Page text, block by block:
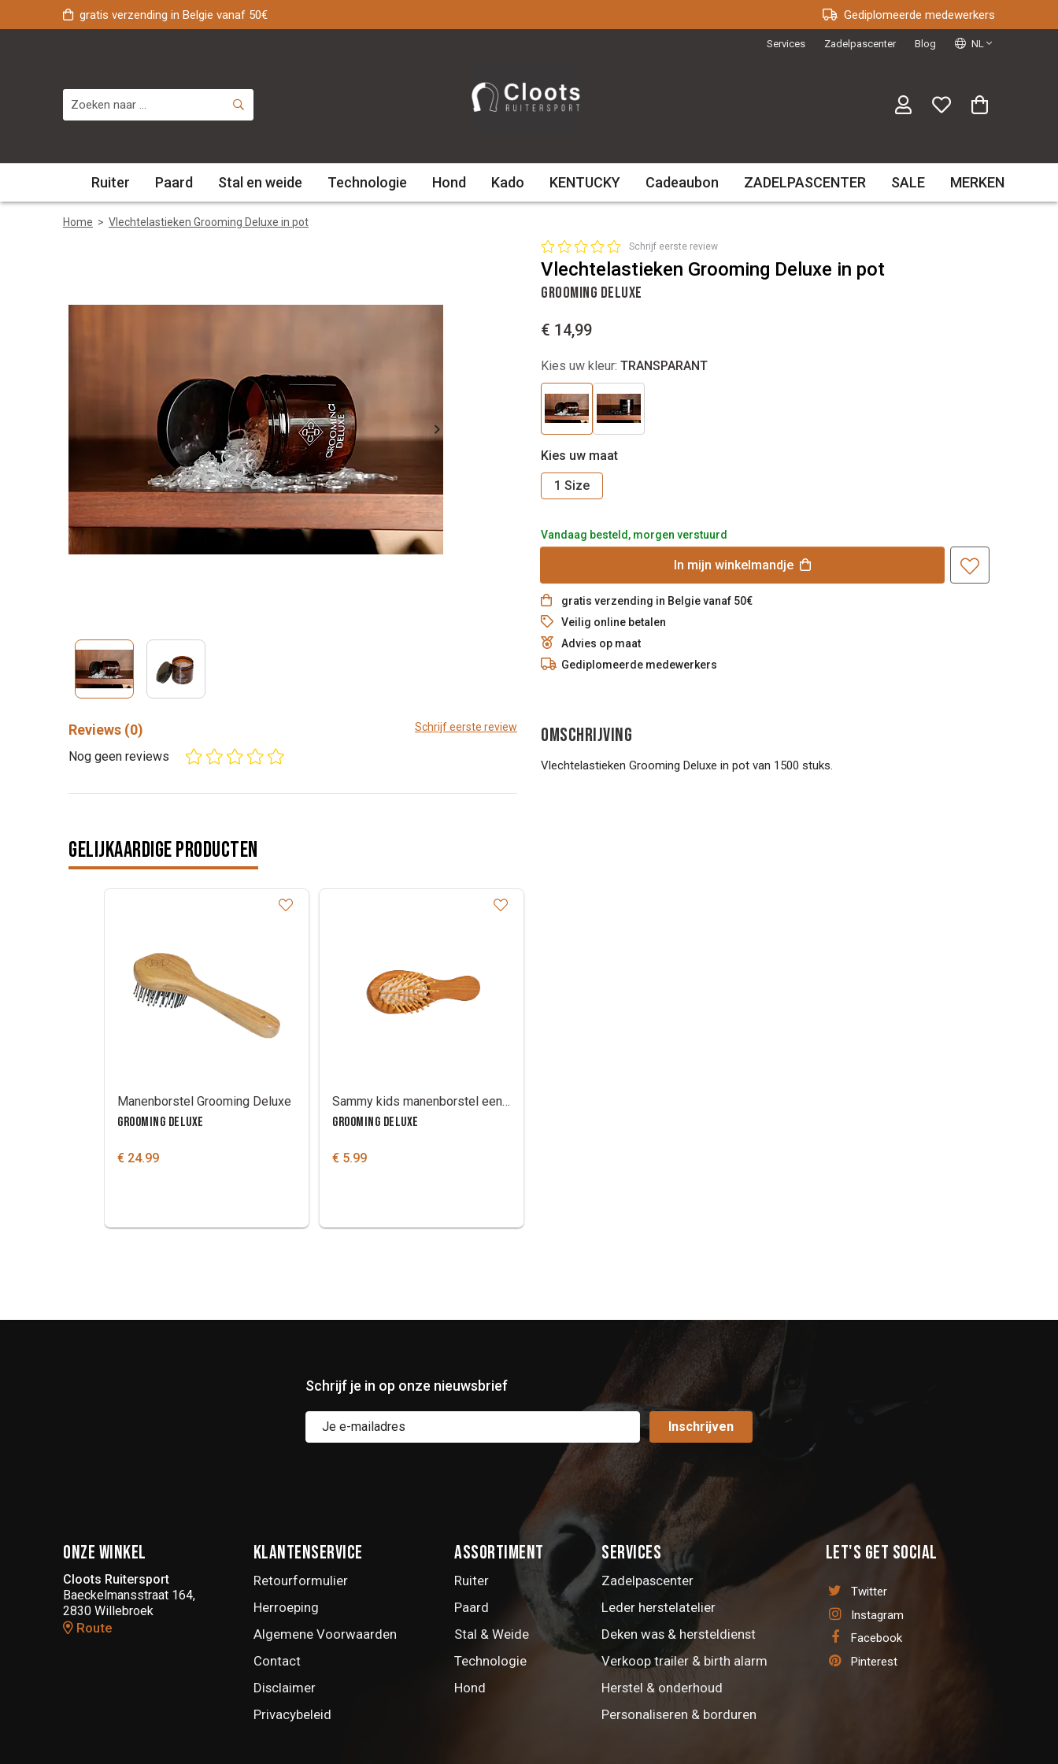
gratis verzending in Belgie vanaf 50€ Gediplomeerde medewerkers
Services Zadelpascenter Blog NL
Ruiter Paard Stal en weide Technologie Hond Kado KENTUCKY Cadeaubon ZADELPASCENTER SALE MERKEN
Home > Vlechtelastieken Grooming Deluxe in pot
Schrijf eerste review
Vlechtelastieken Grooming Deluxe in pot
GROOMING DELUXE
€ 14,99
Kies uw kleur: TRANSPARANT
Kies uw maat
1 Size
Vandaag besteld, morgen verstuurd
In mijn winkelmandje
gratis verzending in Belgie vanaf 50€
Veilig online betalen
Advies op maat
Gediplomeerde medewerkers
Reviews (0) Schrijf eerste review
Nog geen reviews
OMSCHRIJVING
Vlechtelastieken Grooming Deluxe in pot van 1500 stuks.
Gelijkaardige producten
Manenborstel Grooming Deluxe
GROOMING DELUXE
€ 24.99
Sammy kids manenborstel eenhoorn
GROOMING DELUXE
€ 5.99
Schrijf je in op onze nieuwsbrief
Inschrijven
Onze winkel
Cloots Ruitersport
Baeckelmansstraat 164,
2830 Willebroek
Route
Klantenservice
Retourformulier
Herroeping
Algemene Voorwaarden
Contact
Disclaimer
Privacybeleid
Assortiment
Ruiter
Paard
Stal & Weide
Technologie
Hond
Services
Zadelpascenter
Leder herstelatelier
Deken was & hersteldienst
Verkoop trailer & birth alarm
Herstel & onderhoud
Personaliseren & borduren
Let's get social
Twitter
Instagram
Facebook
Pinterest